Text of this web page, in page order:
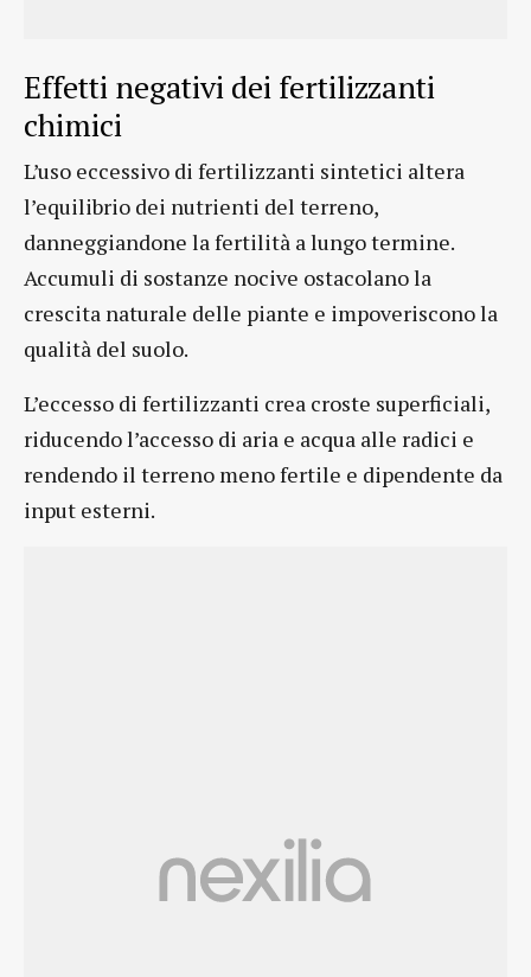
Effetti negativi dei fertilizzanti
chimici
L’uso eccessivo di fertilizzanti sintetici altera
l’equilibrio dei nutrienti del terreno,
danneggiandone la fertilità a lungo termine.
Accumuli di sostanze nocive ostacolano la
crescita naturale delle piante e impoveriscono la
qualità del suolo.
L’eccesso di fertilizzanti crea croste superficiali,
riducendo l’accesso di aria e acqua alle radici e
rendendo il terreno meno fertile e dipendente da
input esterni.